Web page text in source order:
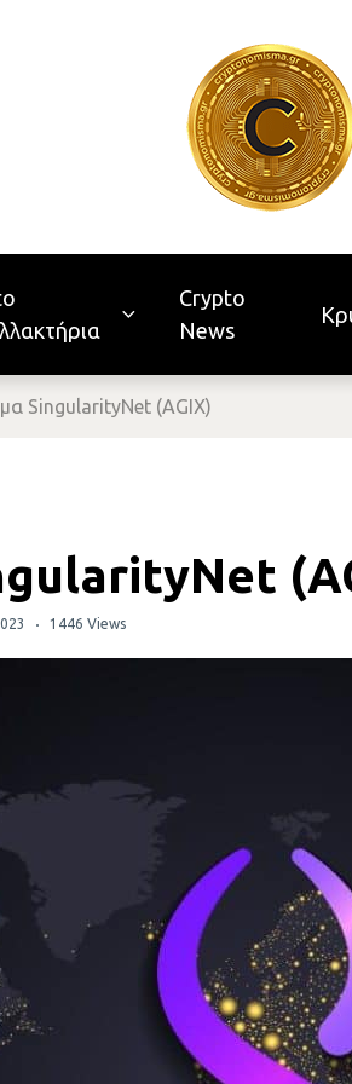
Crypto
News
SingularityNet (AGIX)
1446 Views